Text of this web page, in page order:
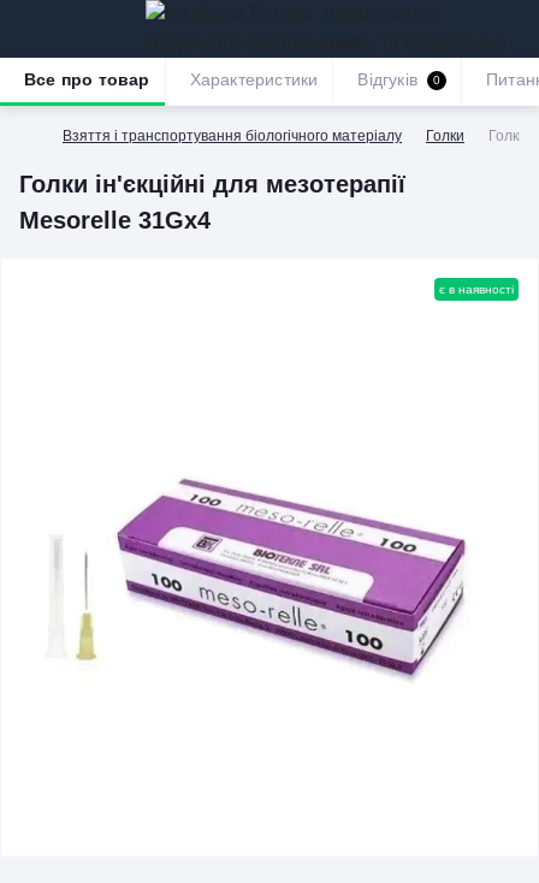
обслуговування
Взяття і транспортування біологічного матеріалу Голки Голки
Голки ін'єкційні для мезотерапії
Mesorelle 31Gx4
Все про товар Характеристики Відгуків 0
є в наявності